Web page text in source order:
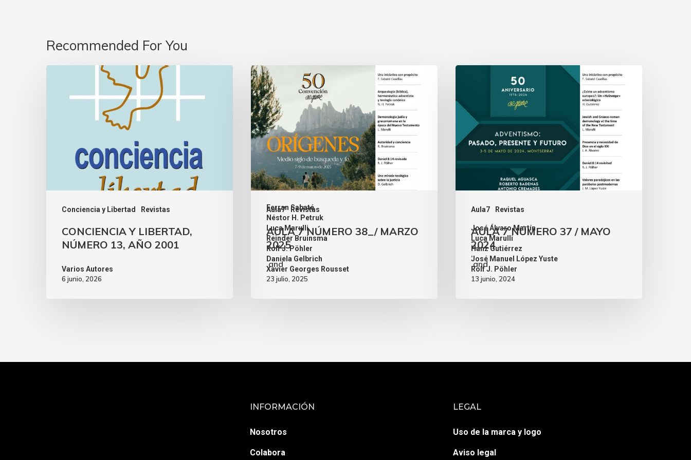
Recommended For You
Conciencia y Libertad Revistas
CONCIENCIA Y LIBERTAD,
NÚMERO 13, AÑO 2001
Varios Autores
6 junio, 2026
Aula7 Revistas
AULA 7 NÚMERO 38_/ MARZO
2025
Ferran Sabaté
,Néstor H. Petruk
,Luca Marulli
,Reinder Bruinsma
,Rolf J. Pöhler
,Daniela Gelbrich
and
Xavier Georges Rousset
23 julio, 2025
Aula7 Revistas
AULA 7 NÚMERO 37 / MAYO
2024
José Álvaro Martín
,Luca Marulli
,Hanz Gutiérrez
,
José Manuel López Yuste
and
Rolf J. Pöhler
13 junio, 2024
INFORMACIÓN
Nosotros
Colabora
LEGAL
Uso de la marca y logo
Aviso legal